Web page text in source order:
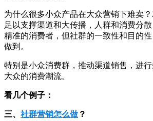
为什么很多小众产品在大众营销下难卖
足以支撑渠道和大传播，人群和消费分
精准的消费者，但社群的一致性和目的
做到。
特别是小众消费群，推动渠道销售，进
大众的消费潮流。
看几个例子：
三、 社群营销怎么做 ？